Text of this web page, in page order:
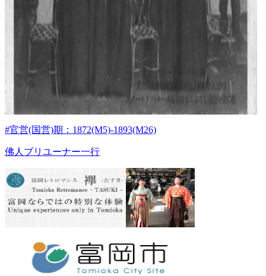
#官営(国営)期：1872(M5)-1893(M26)
佛人ブリユーナー一行